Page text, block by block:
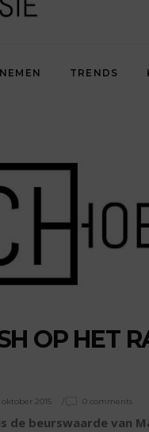
TRENDS
OP HET
oktober 2015 0 comments
de beurswaarde van